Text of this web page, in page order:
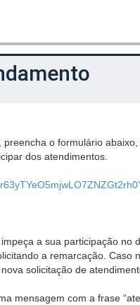
o formulário
dos atendimentos.
a sua participação no
a remarcação. Caso
solicitação de
mensagem com a frase